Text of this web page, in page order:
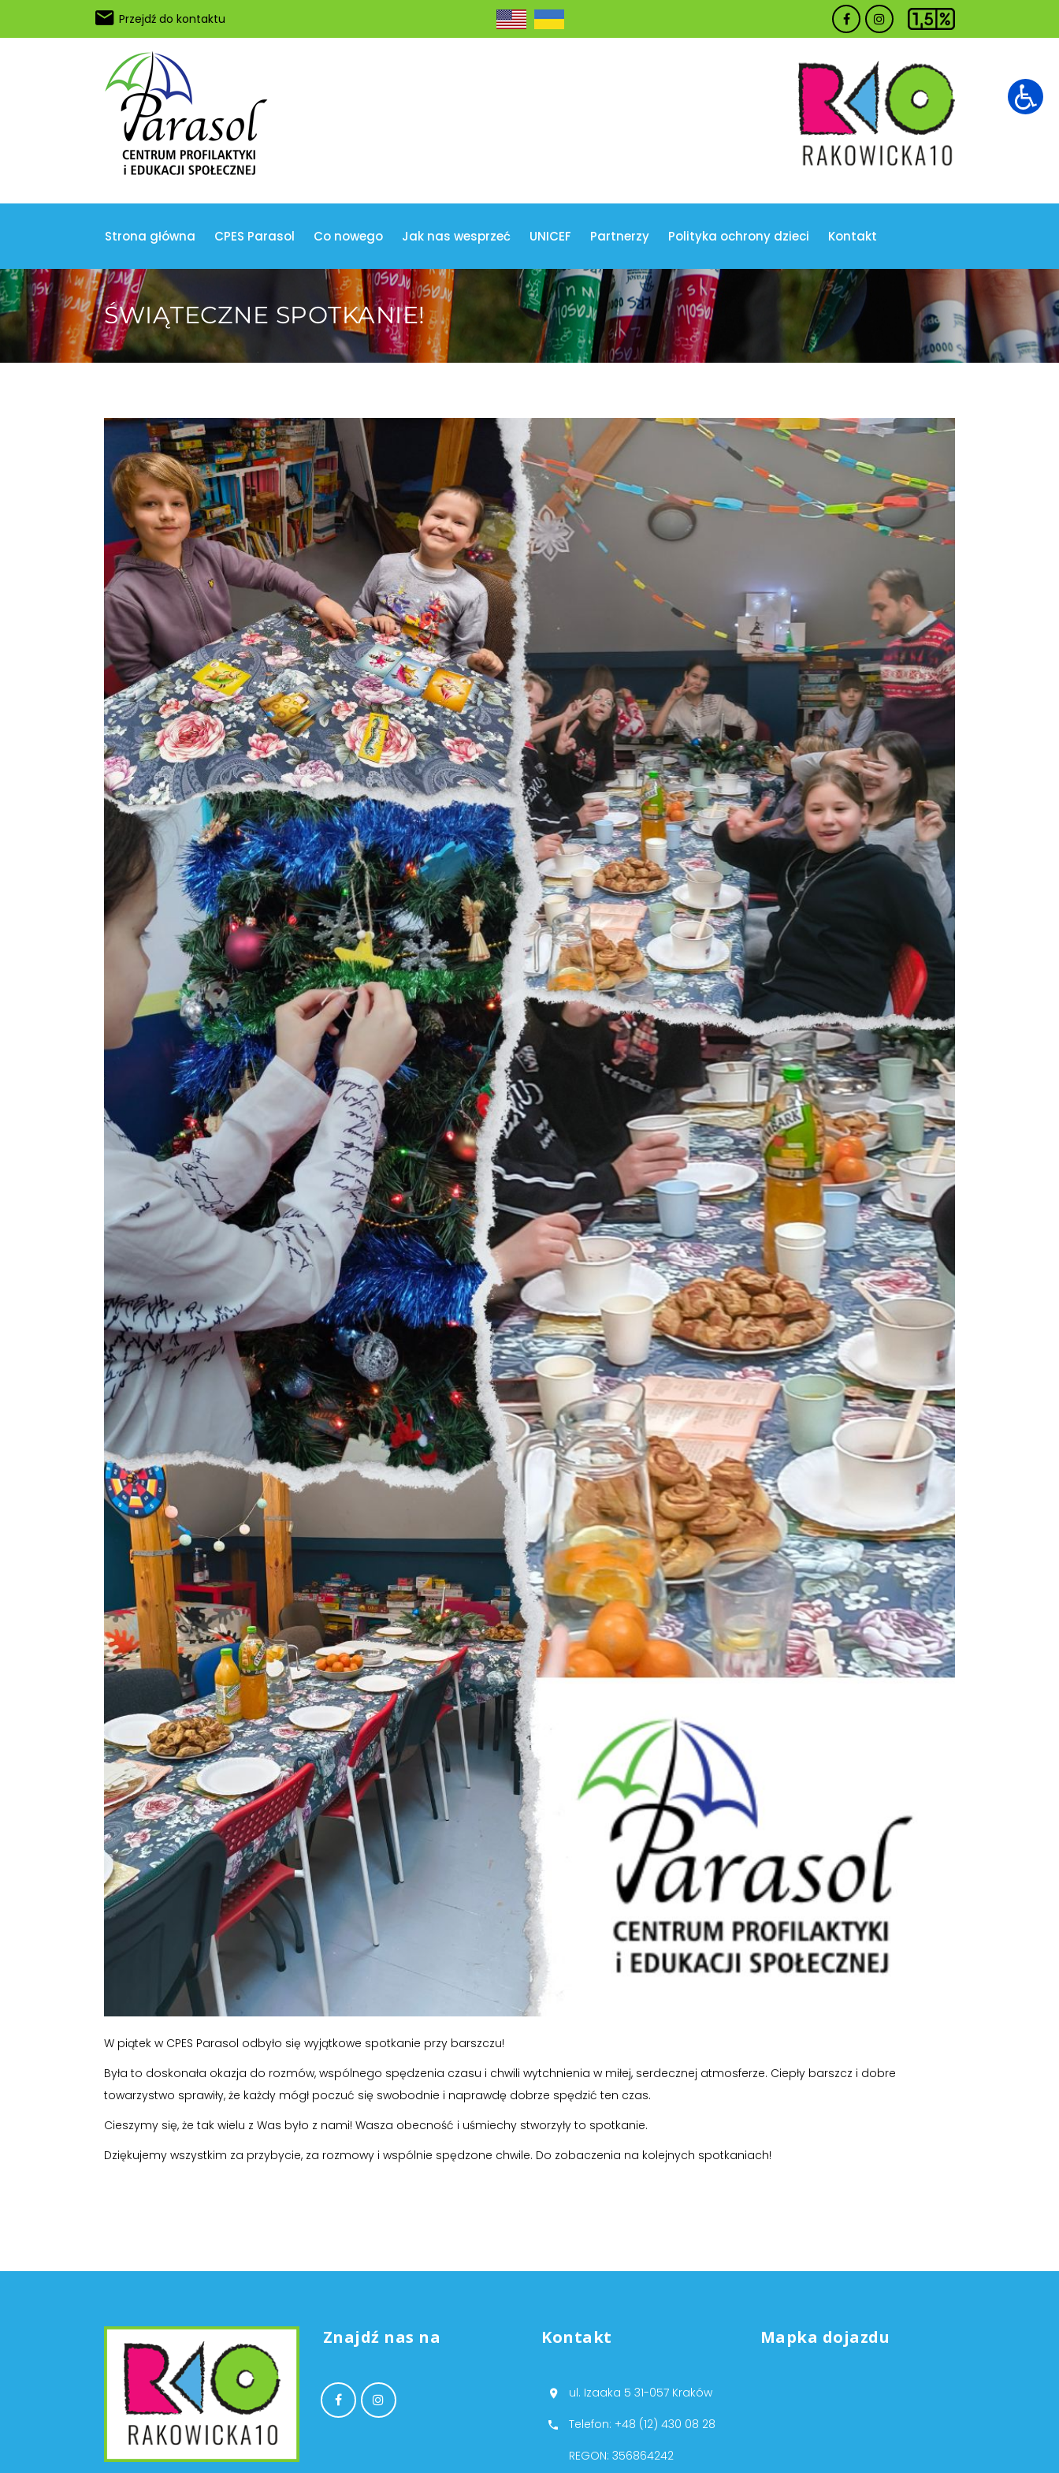
Przejdź do kontaktu
Strona główna CPES Parasol Co nowego Jak nas wesprzeć UNICEF Partnerzy Polityka ochrony dzieci Kontakt
ŚWIĄTECZNE SPOTKANIE!
W piątek w CPES Parasol odbyło się wyjątkowe spotkanie przy barszczu!
Była to doskonała okazja do rozmów, wspólnego spędzenia czasu i chwili wytchnienia w miłej, serdecznej atmosferze. Ciepły barszcz i dobre
towarzystwo sprawiły, że każdy mógł poczuć się swobodnie i naprawdę dobrze spędzić ten czas.
Cieszymy się, że tak wielu z Was było z nami! Wasza obecność i uśmiechy stworzyły to spotkanie.
Dziękujemy wszystkim za przybycie, za rozmowy i wspólnie spędzone chwile. Do zobaczenia na kolejnych spotkaniach!
Znajdź nas na Kontakt
ul. Izaaka 5 31-057 Kraków
Telefon: +48 (12) 430 08 28
REGON: 356864242
Mapka dojazdu